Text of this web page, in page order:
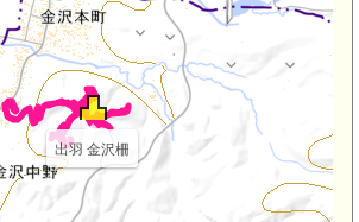
出羽 金沢柵